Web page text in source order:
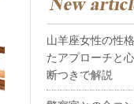
山羊座女性の性
たアプローチと
断つきで解説